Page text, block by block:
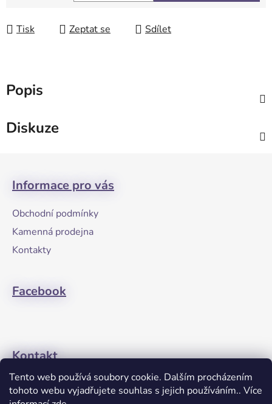
Tento web používá soubory cookie. Dalším procházením
tohoto webu vyjadřujete souhlas s jejich používáním.. Více
Tisk Zeptat se Sdílet
Popis
Diskuze
Informace pro vás
Obchodní podmínky
Kamenná prodejna
Kontakty
Facebook
Kontakt
+420608274762